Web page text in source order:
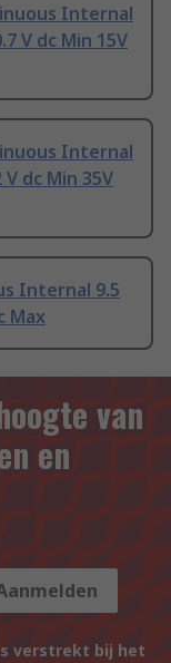
Internal
V dc Min 15V
Internal
dc Min 35V
Internal 9.5
Max
van
en
verstrekt bij het